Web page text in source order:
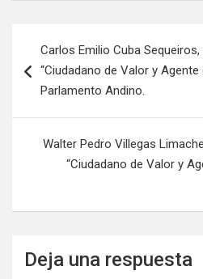
Carlos Emilio Cuba
“Ciudadano de Valor y Agente
Parlamento Andino.
Walter Pedro Villegas
“Ciudadano de Valor y
Deja una respuesta